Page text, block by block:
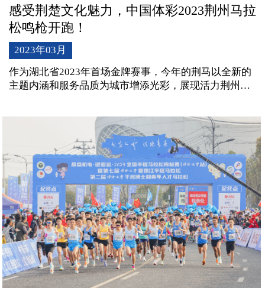
感受荆楚文化魅力，中国体彩2023荆州马拉
松鸣枪开跑！
2023年03月
作为湖北省2023年首场金牌赛事，今年的荆马以全新的
主题内涵和服务品质为城市增添光彩，展现活力荆州。
运动员孙英杰进行直播解说。